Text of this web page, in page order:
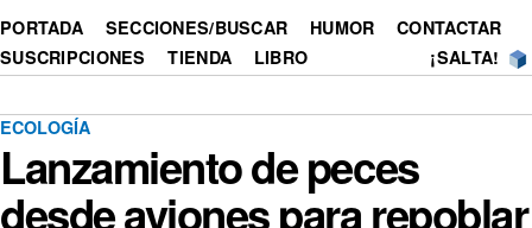
PORTADA SECCIONES/BUSCAR HUMOR
CONTACTAR
SUSCRIPCIONES
TIENDA LIBRO ¡SALTA!
ECOLOGÍA
Lanzamiento de peces
desde aviones para repoblar